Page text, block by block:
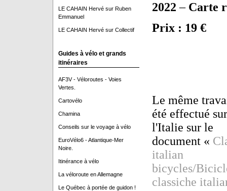
LE CAHAIN Hervésur Ruben
Emmanuel
LE CAHAIN Hervésur Collectif
Guides à vélo et grands
itinéraires
AF3V - Véloroutes - Voies
Vertes.
Cartovélo
Chamina
Conseils sur le voyage à vélo
EuroVélo6 - Atlantique-Mer
Noire.
Itinérance à vélo
La véloroute en Allemagne
Le Québec à portée de guidon !
2022 – Carte
Prix : 19 €
Le même
été effectué sur
l'Italie sur le
document «
italian
bicycles/
classiche